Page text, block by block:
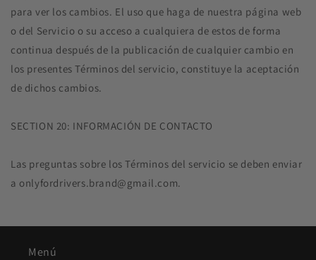
para ver los cambios. El uso que haga de nuestra página web
o del Servicio o su acceso a cualquiera de estos de forma
continua después de la publicación de cualquier cambio en
los presentes Términos del servicio, constituye la aceptación
de dichos cambios.
SECTION 20: INFORMACIÓN DE CONTACTO
Las preguntas sobre los Términos del servicio se deben enviar
a onlyfordrivers.brand@gmail.com.
Menú